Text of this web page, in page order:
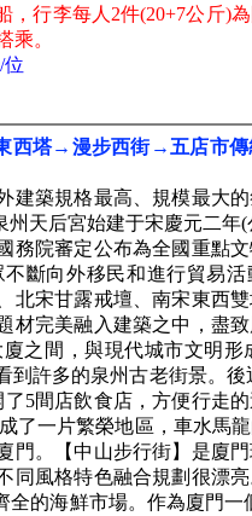
行李每人2件(20+7公斤)
乘。
位
塔→漫步西街→五店市
建築規格最高、規模最大
天后宮始建于宋慶元二年
務院審定公布為全國重點
斷向外移民和進行貿易
宋甘露戒壇、南宋東西
材完美融入建築之中，盡
之間，與現代城市文明
許多的泉州古老街景。
5間店飲食店，方便行走
了一片繁榮地區，車水馬
。【中山步行街】是廈
同風格特色融合規劃很漂
的海鮮市場。作為廈門一